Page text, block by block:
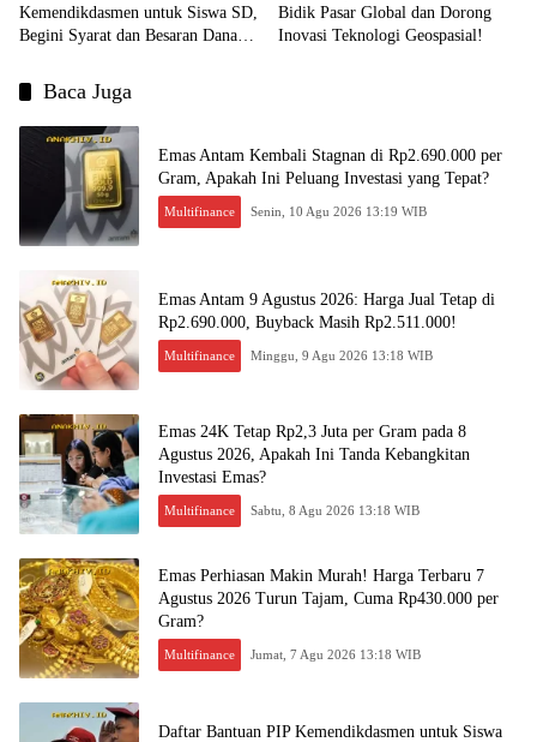
Kemendikdasmen untuk Siswa SD,
Begini Syarat dan Besaran Dana
Bidik Pasar Global dan Dorong
Inovasi Teknologi Geospasial!
Baca Juga
Emas Antam Kembali Stagnan di Rp2.690.000 per
Gram, Apakah Ini Peluang Investasi yang Tepat?
Multifinance Senin, 10 Agu 2026 13:19 WIB
Emas Antam 9 Agustus 2026: Harga Jual Tetap di
Rp2.690.000, Buyback Masih Rp2.511.000!
Multifinance Minggu, 9 Agu 2026 13:18 WIB
Emas 24K Tetap Rp2,3 Juta per Gram pada 8
Agustus 2026, Apakah Ini Tanda Kebangkitan
Investasi Emas?
Multifinance Sabtu, 8 Agu 2026 13:18 WIB
Emas Perhiasan Makin Murah! Harga Terbaru 7
Agustus 2026 Turun Tajam, Cuma Rp430.000 per
Gram?
Multifinance Jumat, 7 Agu 2026 13:18 WIB
Daftar Bantuan PIP Kemendikdasmen untuk Siswa